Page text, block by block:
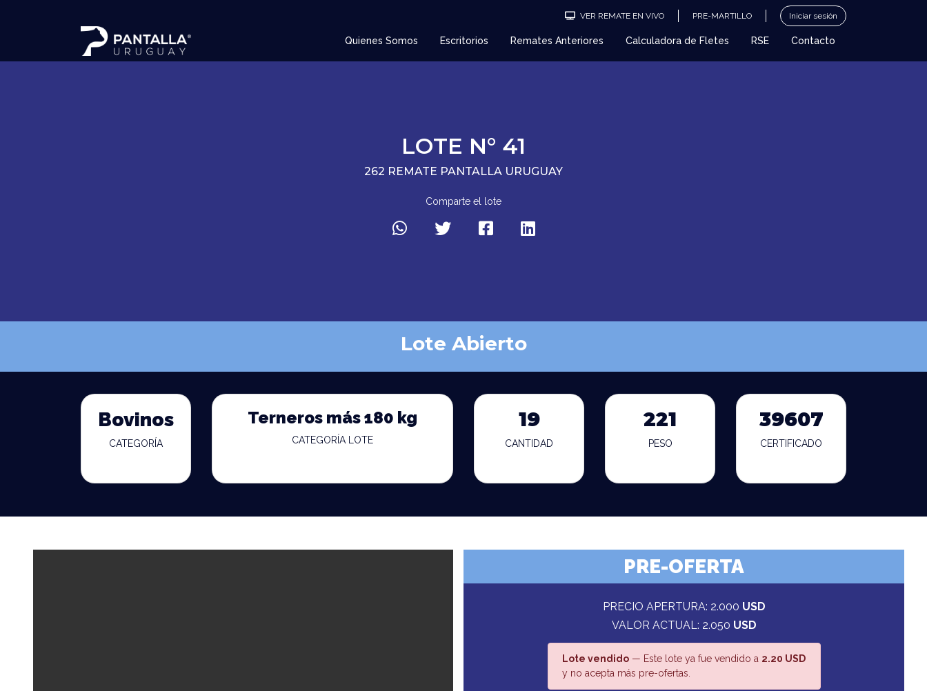
VER REMATE EN VIVO PRE-MARTILLO Iniciar sesión
Quienes Somos Escritorios Remates Anteriores Calculadora de Fletes RSE Contacto
LOTE N° 41
262 REMATE PANTALLA URUGUAY
Comparte el lote
Lote Abierto
Bovinos
CATEGORÍA
Terneros más 180 kg
CATEGORÍA LOTE
19
CANTIDAD
221
PESO
39607
CERTIFICADO
PRE-OFERTA
PRECIO APERTURA: 2.000 USD
VALOR ACTUAL: 2.050 USD
Lote vendido— Este lote ya fue vendido a 2.20 USD
y no acepta más pre-ofertas.